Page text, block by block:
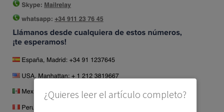
¿Quieres leer el artículo completo?